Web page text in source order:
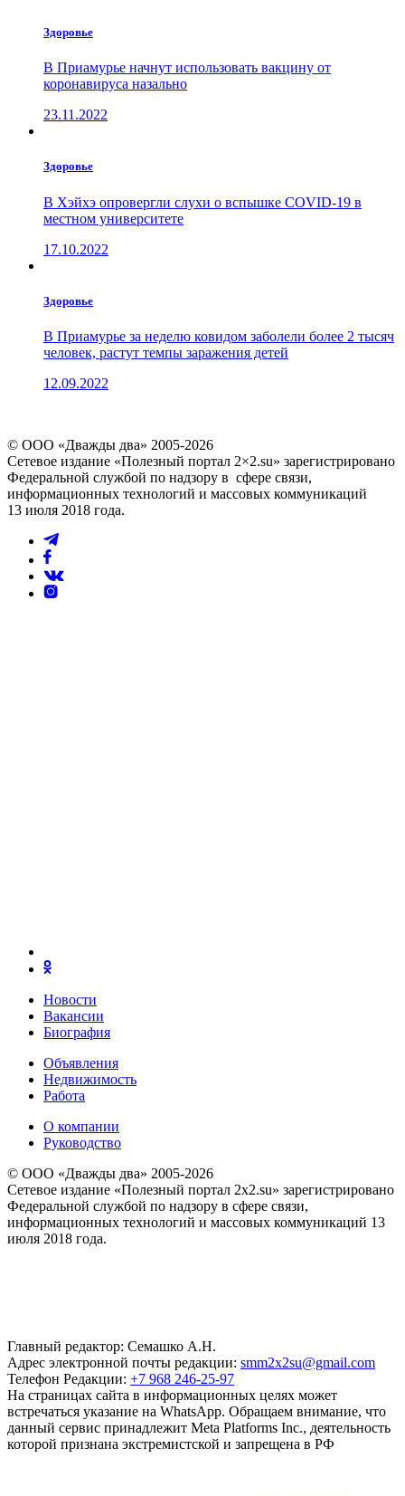
Здоровье
В Приамурье начнут использовать вакцину от
коронавируса назально
23.11.2022
Здоровье
В Хэйхэ опровергли слухи о вспышке COVID-19 в
местном университете
17.10.2022
Здоровье
В Приамурье за неделю ковидом заболели более 2 тысяч
человек, растут темпы заражения детей
12.09.2022
© ООО «Дважды два» 2005-2026
Сетевое издание «Полезный портал 2×2.su» зарегистрировано
Федеральной службой по надзору в сфере связи,
информационных технологий и массовых коммуникаций
13 июля 2018 года.
Новости
Вакансии
Биография
Объявления
Недвижимость
Работа
О компании
Руководство
© ООО «Дважды два» 2005-2026
Сетевое издание «Полезный портал 2x2.su» зарегистрировано
Федеральной службой по надзору в сфере связи,
информационных технологий и массовых коммуникаций 13
июля 2018 года.
Главный редактор: Семашко А.Н.
Адрес электронной почты редакции: smm2x2su@gmail.com
Телефон Редакции: +7 968 246-25-97
На страницах сайта в информационных целях может
встречаться указание на WhatsApp. Обращаем внимание, что
данный сервис принадлежит Meta Platforms Inc., деятельность
которой признана экстремистской и запрещена в РФ